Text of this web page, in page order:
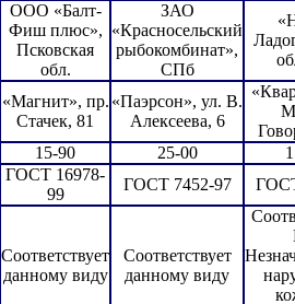
ООО «Балт-
Фиш плюс»,
Псковская
обл.
ЗАО
«Красносельский
рыбокомбинат»,
СПб
«Магнит», пр.
Стачек, 81
«Паэрсон», ул. В.
Алексеева, 6
15-90 25-00
ГОСТ 16978-
99
ГОСТ 7452-97
Соответствует
данному виду
Соответствует
данному виду